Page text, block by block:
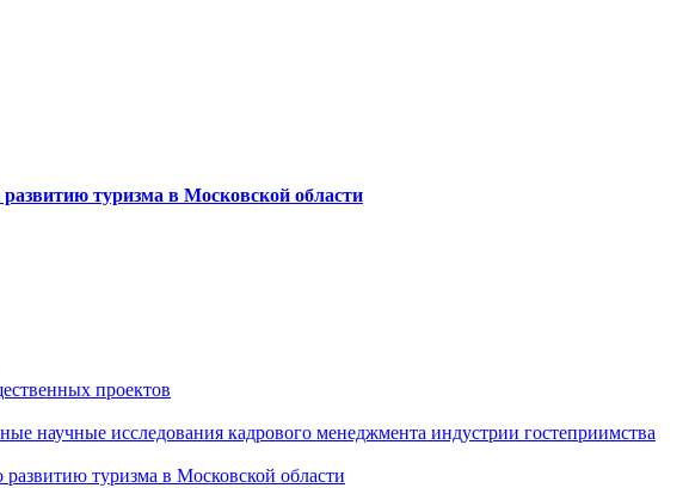
туризма в Московской области
проектов
научные исследования кадрового менеджмента индустрии гостеприимства
туризма в Московской области